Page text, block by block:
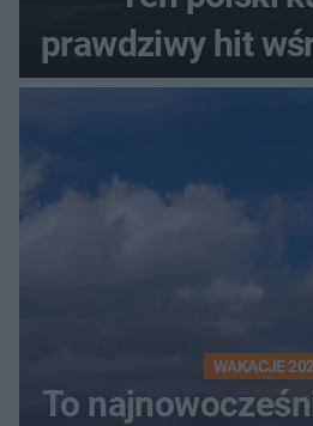
prawdziwy hit
WAKACJE
To